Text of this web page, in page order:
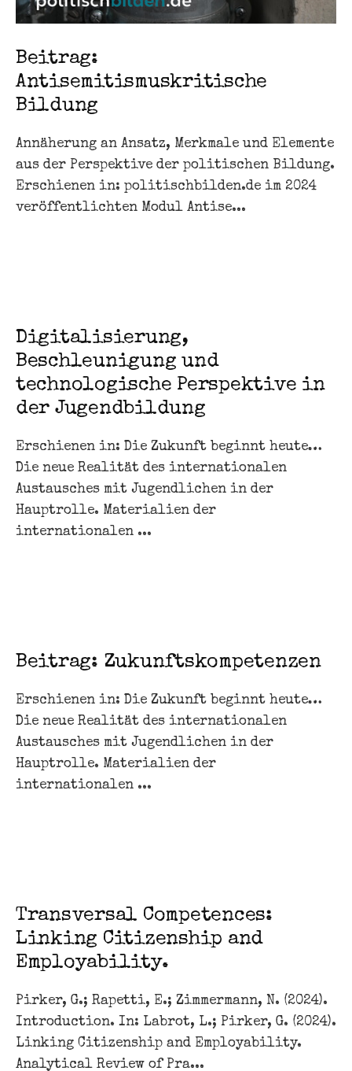
Beitrag:
Antisemitismuskritische
Bildung
Annäherung an Ansatz, Merkmale und Elemente
aus der Perspektive der politischen Bildung.
Erschienen in: politischbilden.de im 2024
veröffentlichten Modul Antise...
Digitalisierung,
Beschleunigung und
technologische Perspektive in
der Jugendbildung
Erschienen in: Die Zukunft beginnt heute…
Die neue Realität des internationalen
Austausches mit Jugendlichen in der
Hauptrolle. Materialien der
internationalen ...
Beitrag: Zukunftskompetenzen
Erschienen in: Die Zukunft beginnt heute…
Die neue Realität des internationalen
Austausches mit Jugendlichen in der
Hauptrolle. Materialien der
internationalen ...
Transversal Competences:
Linking Citizenship and
Employability.
Pirker, G.; Rapetti, E.; Zimmermann, N. (2024).
Introduction. In: Labrot, L.; Pirker, G. (2024).
Linking Citizenship and Employability.
Analytical Review of Pra...